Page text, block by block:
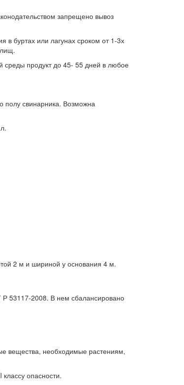
запрещено вывоз
в буртах или лагунах сроком от 1-3х
среды продукт до 45- 55 дней в любое
полу свинарника. Возможна
2 м и шириной у основания 4 м.
53117-2008. В нем сбалансировано
вещества, необходимые растениям,
опасности.